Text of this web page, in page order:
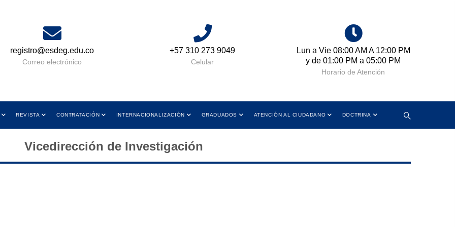
registro@esdeg.edu.co
Correo electrónico
+57 310 273 9049
Celular
Lun a Vie 08:00 AM A 12:00 PM
y de 01:00 PM a 05:00 PM
Horario de Atención
REVISTA CONTRATACIÓN INTERNACIONALIZACIÓN GRADUADOS ATENCIÓN AL CIUDADANO DOCTRINA
Vicedirección de Investigación